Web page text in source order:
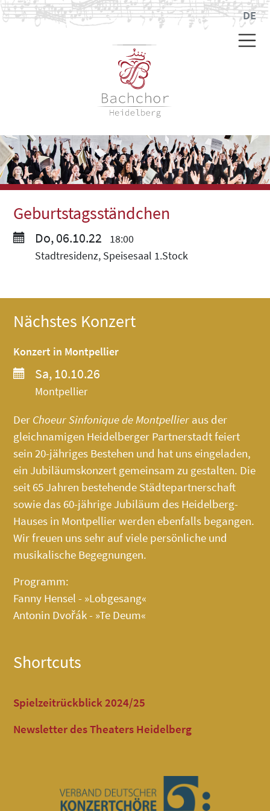
DE
Geburtstagsständchen
Do, 06.10.22
18:00
Stadtresidenz, Speisesaal 1.Stock
Nächstes Konzert
Konzert in Montpellier
Sa, 10.10.26
Montpellier
Der Choeur Sinfonique de Montpellier aus der
gleichnamigen Heidelberger Partnerstadt feiert
sein 20-jähriges Bestehen und hat uns eingeladen,
ein Jubiläumskonzert gemeinsam zu gestalten. Die
seit 65 Jahren bestehende Städtepartnerschaft
sowie das 60-jährige Jubiläum des Heidelberg-
Hauses in Montpellier werden ebenfalls begangen.
Wir freuen uns sehr auf viele persönliche und
musikalische Begegnungen.
Programm:
Fanny Hensel - »Lobgesang«
Antonin Dvořák - »Te Deum«
Shortcuts
Spielzeitrückblick 2024/25
Newsletter des Theaters Heidelberg